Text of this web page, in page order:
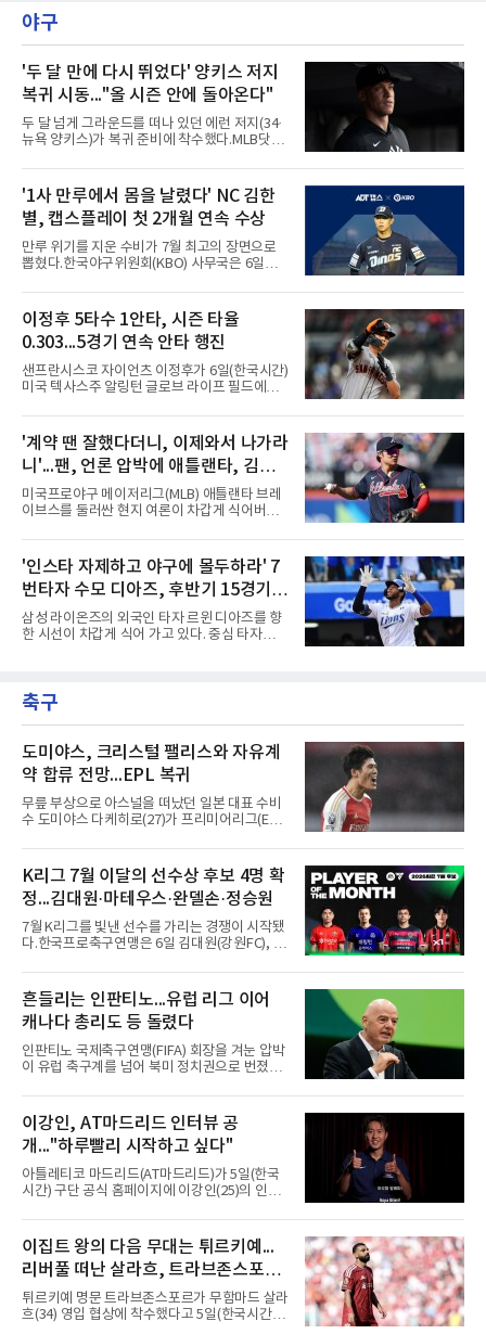
다. 시드권자와 예선통과자, 신인 및 초청 선수,
오프라인 예선전을 통해 선발
사다.참가 규모는 프로 20명과 유소년 60명. 올
시즌 상반기 우승자인 문동현, 최찬, 오승택, 이
다. 프로 1명과 유소년 3명이 한 팀을 이뤄 18홀
코스 플레이와 쇼트 게임을 훈련하고, 멘토와 대
화하는 시간도 갖는다.최찬은 "평소 유소년 선수
들을 만날 기회가 없는데 함께 시간을 보낼 수 있
어 설렌다"고 밝혔다.이번 캠프는 문화체육관광
부와 국민체육진흥공단의
야구
'두 달 만에 다시 뛰었다' 양키스 저지
복귀 시동..."올 시즌 안에 돌아온다"
두 달 넘게 그라운드를 떠나 있던 에런 저지(34·
뉴욕 양키스)가 복귀 준비에 착수했다.MLB닷컴
뒤 야외 달리기와 상체 저항 운동으로 훈련 강도
를 높여도 된다는 허가를 받았다고 전했다.저지
는 이날 뉴욕 양키스타디움에서 열린 세인트루
이스 카디널스전을 앞두고 야구 장비를 착용한
채 스트레칭과 조깅, 저항 밴드 훈련을 소화했
다. 아메리칸리그 최우수선수(MVP) 3회 수상자
인 그가 부상 이후 야외 달리기에 나선 것은 처음
는 것이 계획이었고 올해를 접겠다고 생각한 적
은 없다고 말했다.이탈은
'1사 만루에서 몸을 날렸다' NC 김한
별, 캡스플레이 첫 2개월 연속 수상
만루 위기를 지운 수비가 7월 최고의 장면으로
뽑혔다.한국야구위원회(KBO) 사무국은 6일
수상자로 NC 다이노스 내야수 김한별을 선정했
다고 밝혔다. 6월에 이어 두 달 연속 수상으로,
이 상 제정 이래 첫 사례다.ADT캡스가 KBO와
함께 시상하는 이 상은 공식 기록위원이 승리 확
률 기여도와 수비 지수를 종합 평가해 해당 기간
최고점을 받은 수비 장면에 준다.수상 장면은 지
난달 23일 서울 잠실구장에서 나왔다. NC가 7-5
격수 김주원에게 연결했다. 김주원이 1루수 블
레인에게 던지며 4-6-3 병살타가 완
이정후 5타수 1안타, 시즌 타율
0.303...5경기 연속 안타 행진
샌프란시스코 자이언츠 이정후가 6일(한국시간)
미국 텍사스주 알링턴 글로브 라이프 필드에서
2번 타자 우익수로 선발 출전해 5타수 1안타를
남겼다. 지난 2일 샌디에이고 파드리스전부터
시작된 연속 안타 행진은 5경기로 늘었고, 시즌
타율은 0.305에서 0.303(399타수 121안타)으로
소폭 내려갔다.첫 타석은 유격수 땅볼이었다. 3
회초 1사에서는 상대 선발 코디 브래드퍼드의
시속 142.2㎞ 포심 패스트볼을 제대로 걷어올렸
에 나왔다. 1사 1루에서 브래드퍼드의 129.7㎞
몸쪽 체인지업을 받아쳐 우전
'계약 땐 잘했다더니, 이제와서 나가라
니'...팬, 언론 압박에 애틀랜타, 김하
성 방출하나?
미국프로야구 메이저리그(MLB) 애틀랜타 브레
이브스를 둘러싼 현지 여론이 차갑게 식어버렸
환호하던 분위기는 온데간데없고, 이제는 성적
부진과 부상을 이유로 팀에서 내보내야 한다는
목소리가 거세지고 있다.김하성은 이번 시즌을
앞두고 대형 계약을 체결하며 기대를 모았으나,
연이은 부상 공백과 극심한 타격 부진이 겹치며
구단과 팬들의 인내심을 한계에 다다르게 만들
었다. 야구계의 냉혹한 비즈니스 논리에 따라,
프 역시 팬들의 거센 항의와 언론의 날 선 비판에
서 자유로울 수 없는 상황이
'인스타 자제하고 야구에 몰두하라' 7
번타자 수모 디아즈, 후반기 15경기
홈런 제로
삼성 라이온즈의 외국인 타자 르윈 디아즈를 향
한 시선이 차갑게 식어 가고 있다. 중심 타자로서
한 홈런 부재는 팀의 고민을 깊게 만들고 있다.
디아즈는 후반기 15경기에 출전해 56타수를 소
타율 자체는 나쁘지 않은 수치를 유지하고 있다.
그러나 홈런 생산 능력은 완전히 실종됐다. 중심
타선에서 가장 중요한 홈런 한 방이 터지지 않으
면서 득점 찬스를 살리지 못하는 경기가 늘어났
고, 이는 팀 전체의 공격력 저하로 직결되고 있
다. 최근 경기에서는
축구
도미야스, 크리스털 팰리스와 자유계
약 합류 전망...EPL 복귀
무릎 부상으로 아스널을 떠났던 일본 대표 수비
수 도미야스 다케히로(27)가 프리미어리그(EPL)
스가 입단 테스트를 마치고 크리스털 팰리스에
자유계약(FA)으로 합류할 전망이라고 보도했다.
큰 틀의 계약 조건은 이미 합의됐고 구단은 개막
을 앞두고 영입 절차를 서두르고 있다.그의 최근
여정은 순탄치 않았다. 고질적인 무릎 부상 끝에
지난 시즌 아스널과 상호 합의로 계약을 해지했
고, 네덜란드 아약스에서 시즌 막판 8경기를 소
다.구단의 판단은 신중했다. 크리스털 팰리스는
기량을 확신하면서도 부상
K리그 7월 이달의 선수상 후보 4명 확
정...김대원·마테우스·완델손·정승원
7월 K리그를 빛낸 선수를 가리는 경쟁이 시작됐
다.한국프로축구연맹은 6일 김대원(강원FC), 마
(FC서울)을 후보로 2026시즌 7월 이달의 선수상
팬 투표에 들어간다고 밝혔다.기록에서는 정승
원이 앞선다. 7월에만 5골을 몰아쳤고 18~20라
운드 세 경기 연속 골에 19라운드 포항전 멀티
골까지 터뜨렸다. 라운드 최우수선수(MVP) 1회,
베스트11 3회에도 이름을 올렸다.나머지 후보도
만만치 않다. 마테우스는 안양 전 경기에 나서 3
원 전 경기를 소화하며 2골 2도움을 남겼고 18라
운드 김천전 멀티 골로 MVP
흔들리는 인판티노...유럽 리그 이어
캐나다 총리도 등 돌렸다
인판티노 국제축구연맹(FIFA) 회장을 겨눈 압박
이 유럽 축구계를 넘어 북미 정치권으로 번졌
요 리그 협의체인 유러피언리그가 5일(현지시
간) FIFA의 거버넌스 개혁을 요구하는 성명을 냈
다고 보도했다.성명의 표현은 강했다. 유러피언
리그는 사태를 촉발한 지분 매각 계획을 위험한
구상으로 규정하며 FIFA의 거버넌스와 의사결
정 구조에 심각한 의문이 제기된다고 지적했다.
월드컵 출전국을 64개국으로 늘리려는 구상에
도 가세했다. 마크 카니 캐나다 총리는 이날 인판
티노 회장의 독단적 결정을 치명적
이강인, AT마드리드 인터뷰 공
개..."하루빨리 시작하고 싶다"
아틀레티코 마드리드(AT마드리드)가 5일(한국
시간) 구단 공식 홈페이지에 이강인(25)의 인터
류를 앞둔 각오가 담겼다.구단이 파리 생제르맹
(PSG) 소속이던 그와의 계약을 알린 것은 지난
달 25일이다. 계약은 2031년 6월 30일까지이며,
현지 매체는 이적료를 3천500만유로에 옵션
500만유로가 붙는 조건으로 전했다.영상에서 이
강인은 유창한 스페인어로 훌륭한 클럽에 합류
하게 돼 기쁘다는 인사를 건넸다. 동료와 감독,
이집트 왕의 다음 무대는 튀르키예...
리버풀 떠난 살라흐, 트라브존스포르
입단 초읽기
튀르키예 명문 트라브존스포르가 무함마드 살라
흐(34) 영입 협상에 착수했다고 5일(한국시간)